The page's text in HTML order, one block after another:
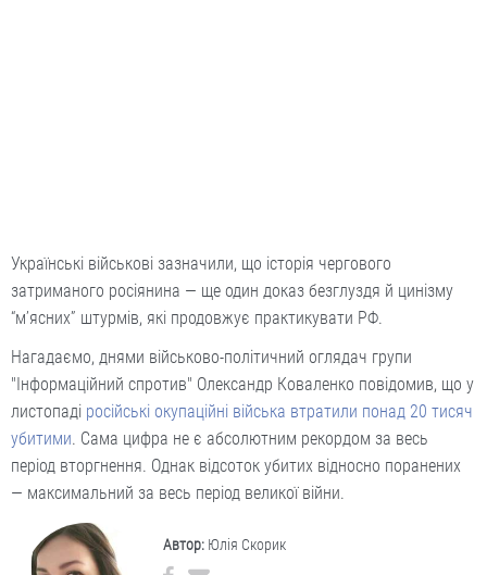
Українські військові зазначили, що історія чергового
затриманого росіянина — ще один доказ безглуздя й цинізму
“м’ясних” штурмів, які продовжує практикувати РФ.
Нагадаємо, днями військово-політичний оглядач групи
"Інформаційний спротив" Олександр Коваленко повідомив, що у
листопаді російські окупаційні війська втратили понад 20 тисяч
убитими. Сама цифра не є абсолютним рекордом за весь
період вторгнення. Однак відсоток убитих відносно поранених
— максимальний за весь період великої війни.
Автор: Юлія Скорик